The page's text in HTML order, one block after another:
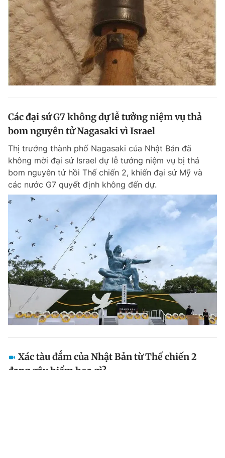
Các đại sứ G7 không dự lễ tưởng niệm vụ thả
bom nguyên tử Nagasaki vì Israel
Thị trưởng thành phố Nagasaki của Nhật Bản đã
không mời đại sứ Israel dự lễ tưởng niệm vụ bị thả
bom nguyên tử hồi Thế chiến 2, khiến đại sứ Mỹ và
các nước G7 quyết định không đến dự.
Xác tàu đắm của Nhật Bản từ Thế chiến 2
đang gây hiểm họa gì?